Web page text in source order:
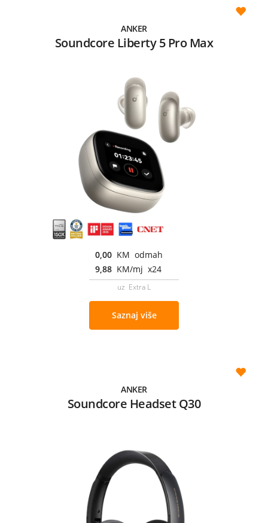
ANKER
Soundcore Liberty 5 Pro Max
0,00 KM odmah
9,88 KM/mj x24
uz Extra L
Saznaj više
ANKER
Soundcore Headset Q30